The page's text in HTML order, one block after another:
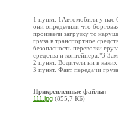
1 пункт. 1Автомобили у нас
они определили что
произвели загрузку тс
груза в транспортное
безопасность перевозки
средства и контейнера."3
2 пункт. Водители ни в
3 пункт. Факт передачи
Прикрепленные файлы:
111.jpg (855,7 КБ)